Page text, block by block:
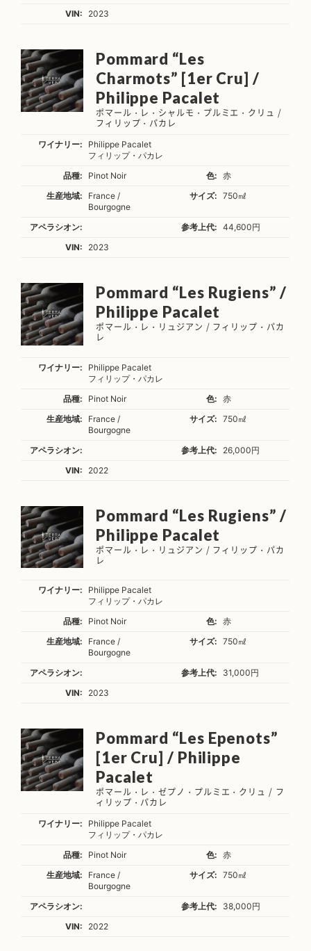
VIN: 2023
Pommard “Les
Charmots” [1er Cru] /
Philippe Pacalet
ポマール・レ・シャルモ・プルミエ・クリュ /
フィリップ・パカレ
ワイナリー:
Philippe Pacalet
フィリップ・パカレ
品種:
Pinot Noir 色:
赤
生産地域:
France /
Bourgogne
サイズ: 750㎖
アペラシオン: 参考上代:
44,600円
VIN:
2023
Pommard “Les Rugiens” /
Philippe Pacalet
ポマール・レ・リュジアン / フィリップ・パカ
レ
ワイナリー:
Philippe Pacalet
フィリップ・パカレ
品種:
Pinot Noir 色:
赤
生産地域:
France /
Bourgogne
サイズ: 750㎖
アペラシオン: 参考上代:
26,000円
VIN:
2022
Pommard “Les Rugiens” /
Philippe Pacalet
ポマール・レ・リュジアン / フィリップ・パカ
レ
ワイナリー:
Philippe Pacalet
フィリップ・パカレ
品種:
Pinot Noir 色:
赤
生産地域:
France /
Bourgogne
サイズ: 750㎖
アペラシオン: 参考上代:
31,000円
VIN:
2023
Pommard “Les Epenots”
[1er Cru] / Philippe
Pacalet
ポマール・レ・ゼプノ・プルミエ・クリュ / フ
ィリップ・パカレ
ワイナリー:
Philippe Pacalet
フィリップ・パカレ
品種:
Pinot Noir 色:
赤
生産地域:
France /
Bourgogne
サイズ: 750㎖
アペラシオン: 参考上代:
38,000円
VIN:
2022